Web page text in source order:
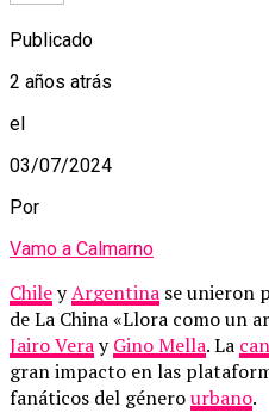
Publicado
2 años atrás
el
03/07/2024
Por
Vamo a Calmarno
ChileyArgentina se unieron
de La China «Llora como un
Jairo VerayGino Mella. La
gran impacto en las
fanáticos del génerourbano.